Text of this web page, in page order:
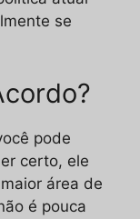
se
pode
certo, ele
área de
é pouca